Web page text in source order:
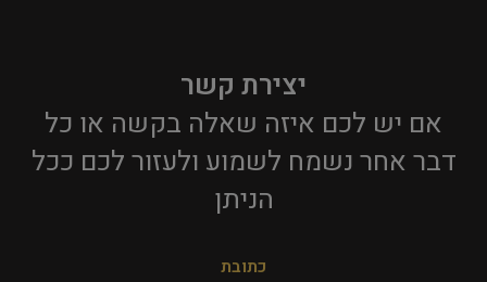
יצירת קשר
אם יש לכם איזה שאלה בקשה או כל
דבר אחר נשמח לשמוע ולעזור לכם ככל
הניתן​
כתובת